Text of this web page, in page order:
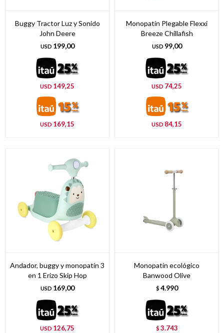
Buggy Tractor Luz y Sonido
John Deere
USD 199,00
USD 149,25
USD 169,15
Monopatín Plegable Flexxi
Breeze Chillafish
USD 99,00
USD 74,25
USD 84,15
Andador, buggy y monopatín 3
en 1 Erizo Skip Hop
USD 169,00
USD 126,75
Monopatín ecológico
Banwood Olive
$ 4.990
$3.743